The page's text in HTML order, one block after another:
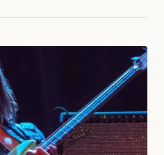
login